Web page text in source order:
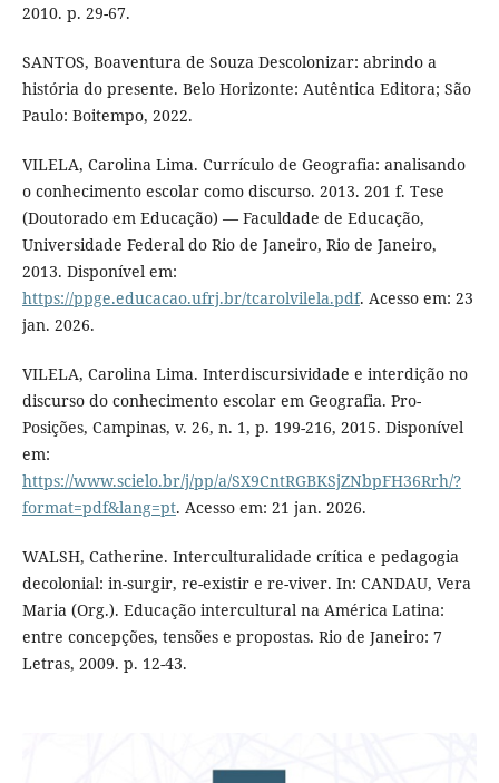
2010. p. 29-67.
SANTOS, Boaventura de Souza Descolonizar: abrindo a
história do presente. Belo Horizonte: Autêntica Editora; São
Paulo: Boitempo, 2022.
VILELA, Carolina Lima. Currículo de Geografia: analisando
o conhecimento escolar como discurso. 2013. 201 f. Tese
(Doutorado em Educação) — Faculdade de Educação,
Universidade Federal do Rio de Janeiro, Rio de Janeiro,
2013. Disponível em:
https://ppge.educacao.ufrj.br/tcarolvilela.pdf. Acesso em: 23
jan. 2026.
VILELA, Carolina Lima. Interdiscursividade e interdição no
discurso do conhecimento escolar em Geografia. Pro-
Posições, Campinas, v. 26, n. 1, p. 199-216, 2015. Disponível
em:
https://www.scielo.br/j/pp/a/SX9CntRGBKSjZNbpFH36Rrh/?
format=pdf&lang=pt. Acesso em: 21 jan. 2026.
WALSH, Catherine. Interculturalidade crítica e pedagogia
decolonial: in-surgir, re-existir e re-viver. In: CANDAU, Vera
Maria (Org.). Educação intercultural na América Latina:
entre concepções, tensões e propostas. Rio de Janeiro: 7
Letras, 2009. p. 12-43.